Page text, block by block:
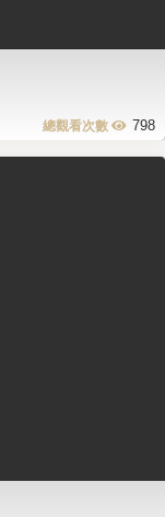
798